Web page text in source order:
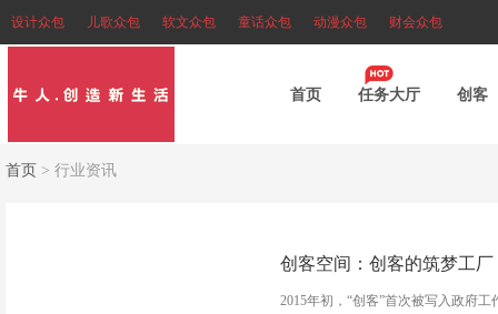
设计众包 儿歌众包 软文众包 童话众包 动漫众包 财会众包
首页 任务大厅 创客
首页 > 行业资讯
创客空间：创客的筑梦工厂
2015年初，“创客”首次被写入政府